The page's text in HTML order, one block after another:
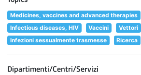
Medicines, vaccines and advanced therapies
Infectious diseases, HIV
Vaccini Vettori
Infezioni sessualmente trasmesse
Ricerca
Dipartimenti/Centri/Servizi